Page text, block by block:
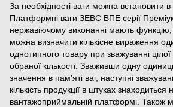
За необхідності ваги можна встановити
Платформні ваги ЗЕВС ВПЕ серії
нержавіючому виконанні мають
можна визначити кількісне вираження
однотипного товару при зважуванні цілої
обраної кількості. Зваживши одну
значення в пам'яті ваг, наступні
кількість продукції в штуках знаходиться
вантажоприймальній платформі. Також